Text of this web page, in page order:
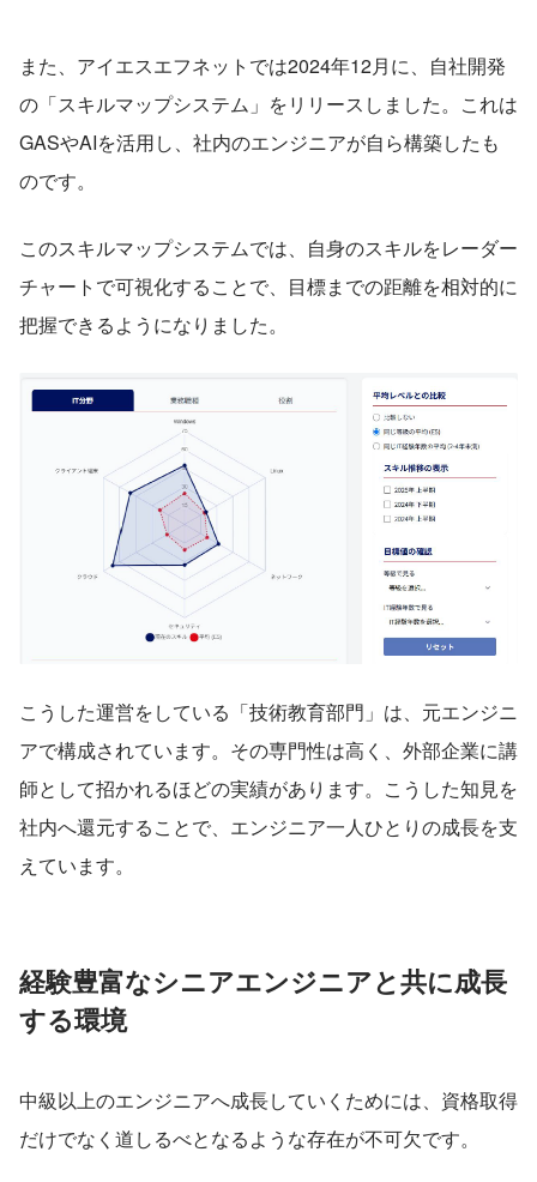
また、アイエスエフネットでは2024年12月に、自社開発
の「スキルマップシステム」をリリースしました。これは
GASやAIを活用し、社内のエンジニアが自ら構築したも
のです。
このスキルマップシステムでは、自身のスキルをレーダー
チャートで可視化することで、目標までの距離を相対的に
把握できるようになりました。
こうした運営をしている「技術教育部門」は、元エンジニ
アで構成されています。その専門性は高く、外部企業に講
師として招かれるほどの実績があります。こうした知見を
社内へ還元することで、エンジニア一人ひとりの成長を支
えています。
経験豊富なシニアエンジニアと共に成長
する環境
中級以上のエンジニアへ成長していくためには、資格取得
だけでなく道しるべとなるような存在が不可欠です。